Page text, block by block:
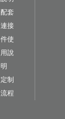
配套
連接
件使
用說
明
定制
流程